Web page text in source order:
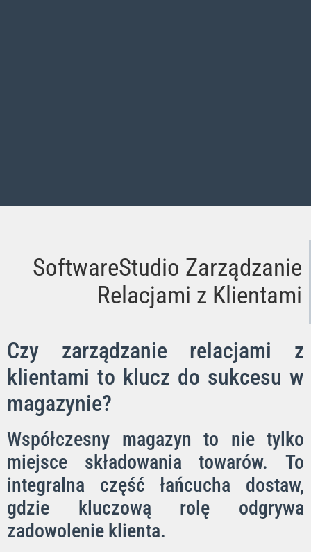
SoftwareStudio Zarządzanie
Relacjami z Klientami
Czy zarządzanie relacjami z
klientami to klucz do sukcesu w
magazynie?
Współczesny magazyn to nie tylko
miejsce składowania towarów. To
integralna część łańcucha dostaw,
gdzie kluczową rolę odgrywa
zadowolenie klienta.